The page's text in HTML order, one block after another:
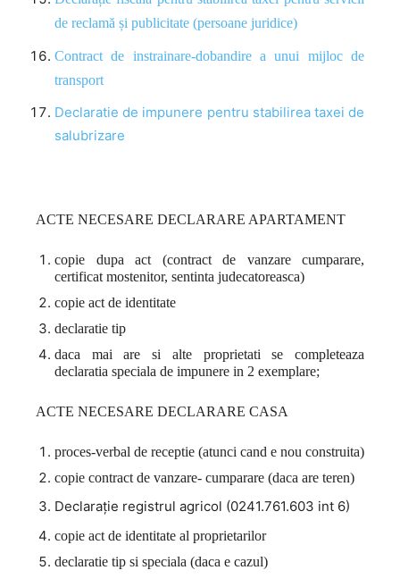
de reclamă și publicitate (persoane juridice)
Contract de instrainare-dobandire a unui mijloc de
transport
Declaratie de impunere pentru stabilirea taxei de
salubrizare
ACTE NECESARE DECLARARE APARTAMENT
copie dupa act (contract de vanzare cumparare,
certificat mostenitor, sentinta judecatoreasca)
copie act de identitate
declaratie tip
daca mai are si alte proprietati se completeaza
declaratia speciala de impunere in 2 exemplare;
ACTE NECESARE DECLARARE CASA
proces-verbal de receptie (atunci cand e nou construita)
copie contract de vanzare- cumparare (daca are teren)
Declarație registrul agricol (0241.761.603 int 6)
copie act de identitate al proprietarilor
declaratie tip si speciala (daca e cazul)